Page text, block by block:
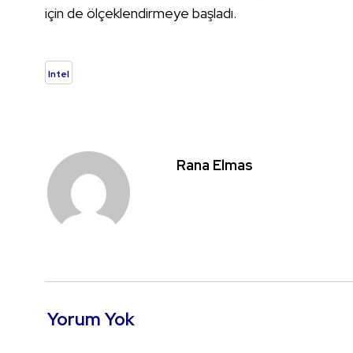
için de ölçeklendirmeye başladı.
Intel
Rana Elmas
Yorum Yok